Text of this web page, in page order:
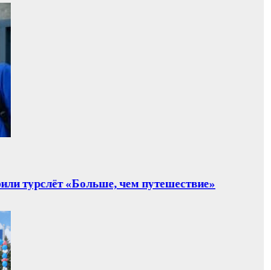
турслёт «Больше, чем путешествие»